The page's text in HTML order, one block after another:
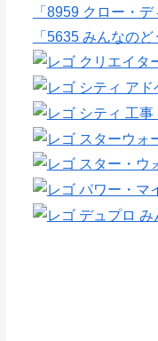
「8959 クロー・
「5635 みんなのど